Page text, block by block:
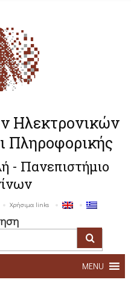
Ηλεκτρονικών
Πληροφορικής
- Πανεπιστήμιο
Χρήσιμα links
MENU